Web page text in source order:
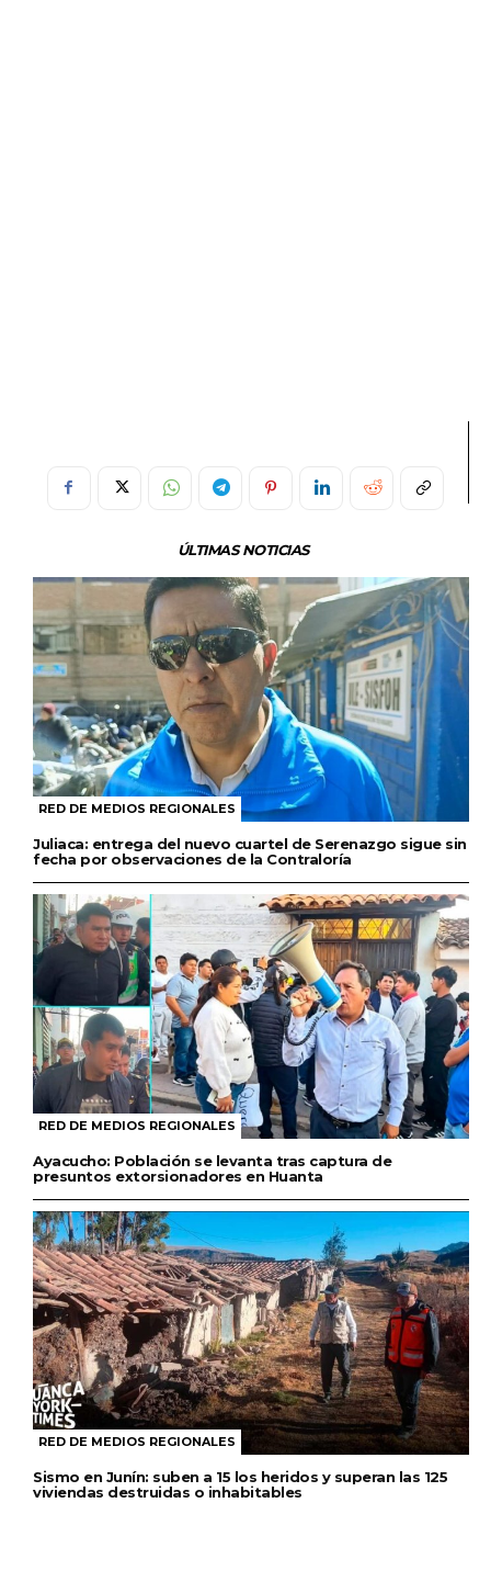
ÚLTIMAS NOTICIAS
RED DE MEDIOS REGIONALES
Juliaca: entrega del nuevo cuartel de Serenazgo sigue sin
fecha por observaciones de la Contraloría
RED DE MEDIOS REGIONALES
Ayacucho: Población se levanta tras captura de
presuntos extorsionadores en Huanta
RED DE MEDIOS REGIONALES
Sismo en Junín: suben a 15 los heridos y superan las 125
viviendas destruidas o inhabitables